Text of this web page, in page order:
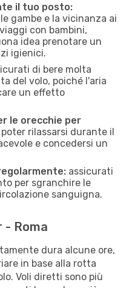
il tuo posto:
gambe e la vicinanza ai
con bambini,
idea prenotare un
igienici.
di bere molta
del volo, poiché l'aria
un effetto
le orecchie per
rilassarsi durante il
e concedersi un
assicurati
per sgranchire le
sanguigna.
- Roma
dura alcune ore,
in base alla rotta
Voli diretti sono più